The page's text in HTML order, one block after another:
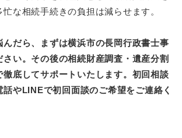
な相続手続きの負担は減らせます。
んだら、まずは横浜市の長岡行政書士事
い。その後の相続財産調査・遺産分割
徹底してサポートいたします。初回相談
話やLINEで初回面談のご希望をご連絡く